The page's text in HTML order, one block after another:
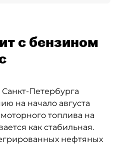
с бензином
Петербурга
на начало августа
топлива на
как стабильная.
нефтяных